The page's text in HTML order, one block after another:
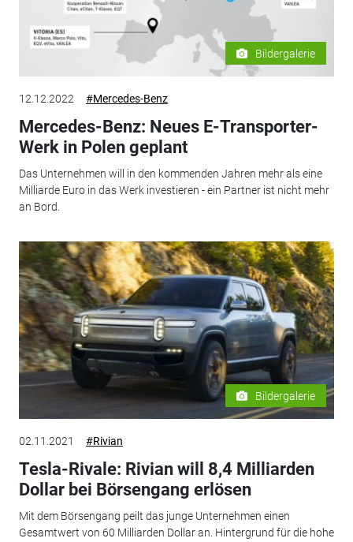
Bildergalerie
12.12.2022 #Mercedes-Benz
Mercedes-Benz: Neues E-Transporter-
Werk in Polen geplant
Das Unternehmen will in den kommenden Jahren mehr als eine
Milliarde Euro in das Werk investieren - ein Partner ist nicht mehr
an Bord.
Bildergalerie
02.11.2021 #Rivian
Tesla-Rivale: Rivian will 8,4 Milliarden
Dollar bei Börsengang erlösen
Mit dem Börsengang peilt das junge Unternehmen einen
Gesamtwert von 60 Milliarden Dollar an. Hintergrund für die hohe